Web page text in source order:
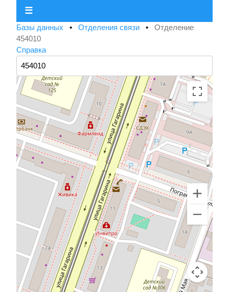
☰
Базы данных • Отделения связи • Отделение
454010
Справка